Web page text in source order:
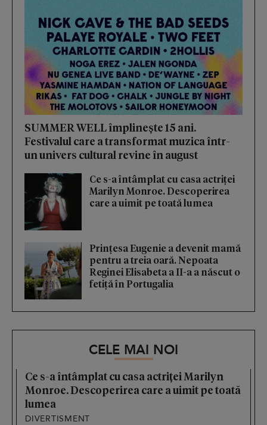
SUMMER WELL împlinește 15 ani.
Festivalul care a transformat muzica într-
un univers cultural revine în august
Ce s-a întâmplat cu casa actriței
Marilyn Monroe. Descoperirea
care a uimit pe toată lumea
Prințesa Eugenie a devenit mamă
pentru a treia oară. Nepoata
Reginei Elisabeta a II-a a născut o
fetiță în Portugalia
CELE MAI NOI
Ce s-a întâmplat cu casa actriței Marilyn
Monroe. Descoperirea care a uimit pe toată
lumea
DIVERTISMENT